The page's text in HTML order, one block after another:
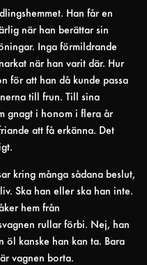
Han får en
när han berättar sin
Inga förmildrande
när han varit där. Hur
för att han då kunde passa
till frun. Till sina
gnagt i honom i flera år
att få erkänna. Det
kring många sådana beslut,
Ska han eller ska han inte.
hem från
rullar förbi. Nej, han
öl kanske han kan ta. Bara
vagnen borta.